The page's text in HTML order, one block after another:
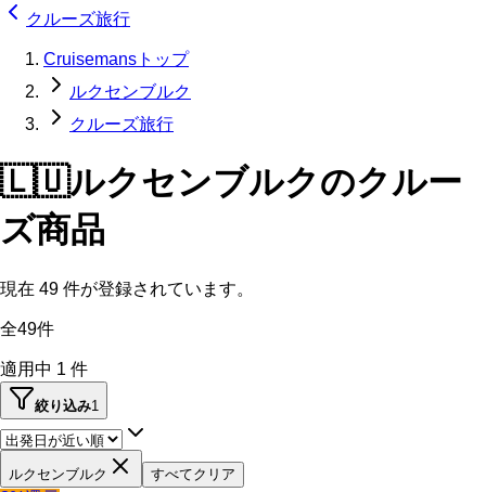
クルーズ旅行
Cruisemansトップ
ルクセンブルク
クルーズ旅行
🇱🇺ルクセンブルクのクルー
ズ商品
現在 49 件が登録されています。
全49件
適用中 1 件
絞り込み1
ルクセンブルク すべてクリア